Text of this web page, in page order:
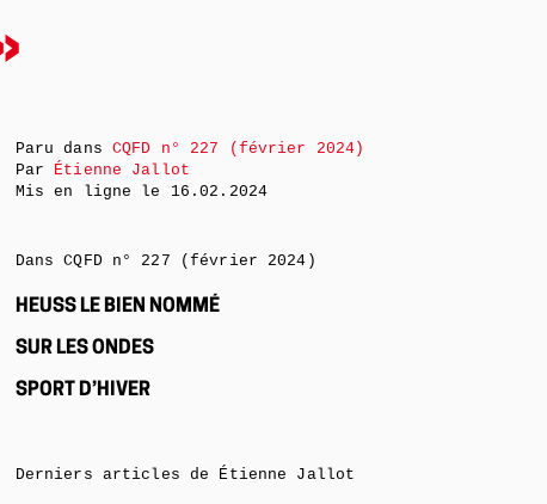
Paru dans CQFD n° 227 (février 2024)
Par Étienne Jallot
Mis en ligne le 16.02.2024
Dans CQFD n° 227 (février 2024)
HEUSS LE BIEN NOMMÉ
SUR LES ONDES
SPORT D’HIVER
Derniers articles de Étienne Jallot